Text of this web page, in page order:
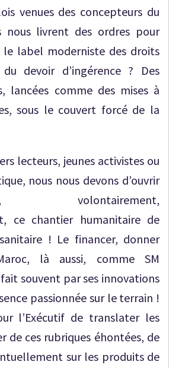
venues des concepteurs du
nous livrent des ordres pour
le label moderniste des droits
devoir d’ingérence ? Des
lancées comme des mises à
sous le couvert forcé de la
lecteurs, jeunes activistes ou
nous nous devons d’ouvrir
volontairement,
ce chantier humanitaire de
! Le financer, donner
là aussi, comme SM
souvent par ses innovations
passionnée sur le terrain !
l’Exécutif de translater les
de ces rubriques éhontées, de
sur les produits de